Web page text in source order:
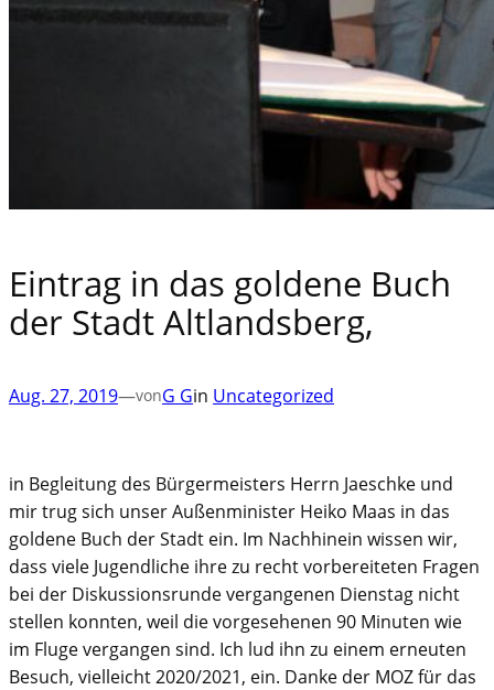
Eintrag in das goldene Buch
der Stadt Altlandsberg,
Aug. 27, 2019—vonG Gin Uncategorized
in Begleitung des Bürgermeisters Herrn Jaeschke und
mir trug sich unser Außenminister Heiko Maas in das
goldene Buch der Stadt ein. Im Nachhinein wissen wir,
dass viele Jugendliche ihre zu recht vorbereiteten Fragen
bei der Diskussionsrunde vergangenen Dienstag nicht
stellen konnten, weil die vorgesehenen 90 Minuten wie
im Fluge vergangen sind. Ich lud ihn zu einem erneuten
Besuch, vielleicht 2020/2021, ein. Danke der MOZ für das